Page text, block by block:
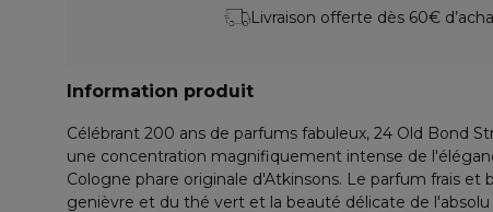
Livraison offerte dès 60€
Information produit
Célébrant 200 ans de parfums fabuleux, 24 Old Bond
une concentration magnifiquement intense de
Cologne phare originale d'Atkinsons. Le parfum frais et
genièvre et du thé vert et la beauté délicate de